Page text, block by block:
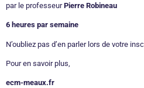
par le professeurPierre Robineau
6 heures par semaine
N’oubliez pas d’en parler lors de votre
Pour en savoir plus,
ecm-meaux.fr